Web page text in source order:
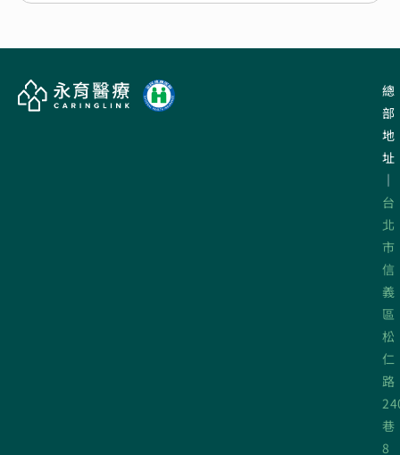
總
部
地
址
｜
台
北
市
信
義
區
松
仁
路
巷
8